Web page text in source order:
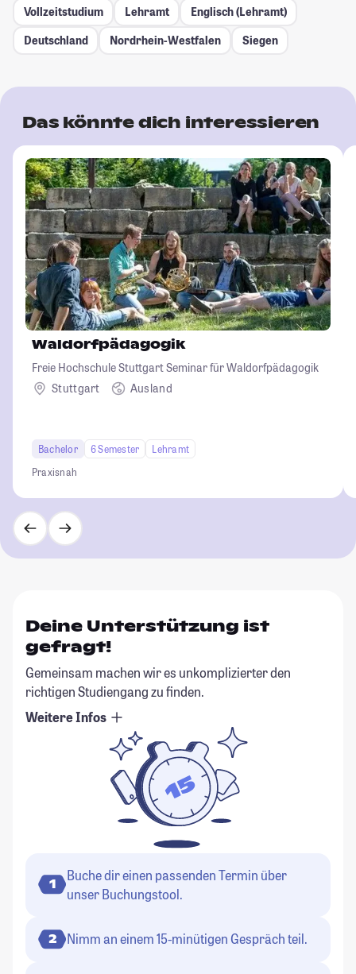
Vollzeitstudium
Lehramt
Englisch (Lehramt)
Deutschland
Nordrhein-Westfalen Siegen
Das könnte dich interessieren
Waldorfpädagogik
Freie Hochschule Stuttgart Seminar für Waldorfpädagogik
Stuttgart
Ausland
Bachelor 6 Semester
Lehramt
Praxisnah
Deine Unterstützung ist
gefragt!
Gemeinsam machen wir es unkomplizierter den
richtigen Studiengang zu finden.
Weitere Infos
1
Buche dir einen passenden Termin über
unser Buchungstool.
2 Nimm an einem 15-minütigen Gespräch teil.